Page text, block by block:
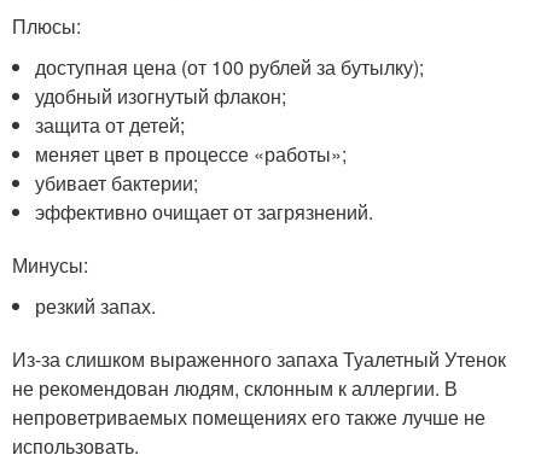
Плюсы:
доступная цена (от 100 рублей за бутылку);
удобный изогнутый флакон;
защита от детей;
меняет цвет в процессе «работы»;
убивает бактерии;
эффективно очищает от загрязнений.
Минусы:
резкий запах.
Из-за слишком выраженного запаха Туалетный Утенок
не рекомендован людям, склонным к аллергии. В
непроветриваемых помещениях его также лучше не
использовать.